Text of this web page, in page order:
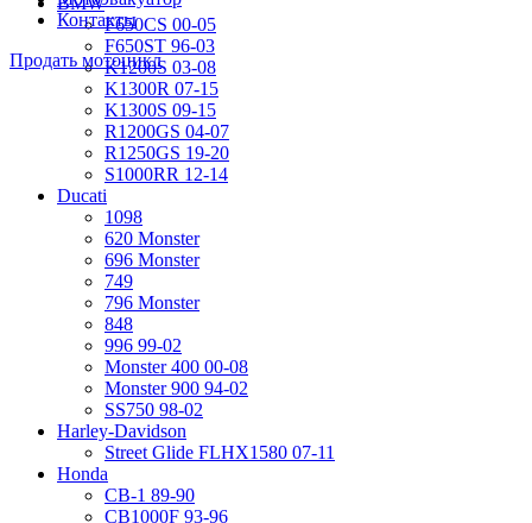
F650CS 00-05
F650ST 96-03
K1200S 03-08
K1300R 07-15
K1300S 09-15
R1200GS 04-07
R1250GS 19-20
S1000RR 12-14
Ducati
1098
620 Monster
696 Monster
749
796 Monster
848
996 99-02
Monster 400 00-08
Monster 900 94-02
SS750 98-02
Harley-Davidson
Street Glide FLHX1580 07-11
Honda
CB-1 89-90
CB1000F 93-96
Контакты
Продать мотоцикл